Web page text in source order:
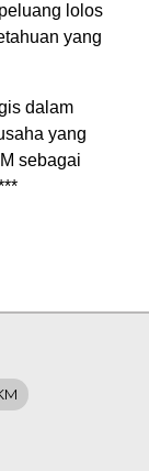
lolos
yang
dalam
yang
sebagai